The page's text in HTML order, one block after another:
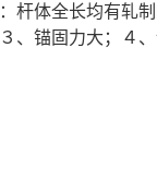
体全长均有轧
锚固力大；４